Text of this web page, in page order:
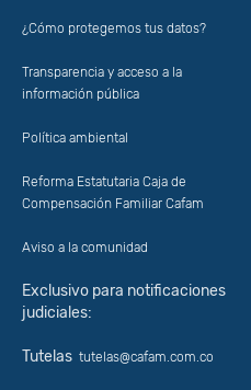
¿Cómo protegemos tus datos?
Transparencia y acceso a la
información pública
Política ambiental
Reforma Estatutaria Caja de
Compensación Familiar Cafam
Aviso a la comunidad
Exclusivo para notificaciones
judiciales:
Tutelas tutelas@cafam.com.co